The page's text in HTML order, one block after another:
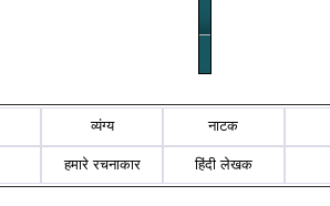
व्यंग्य नाटक
हमारे रचनाकार हिंदी लेखक